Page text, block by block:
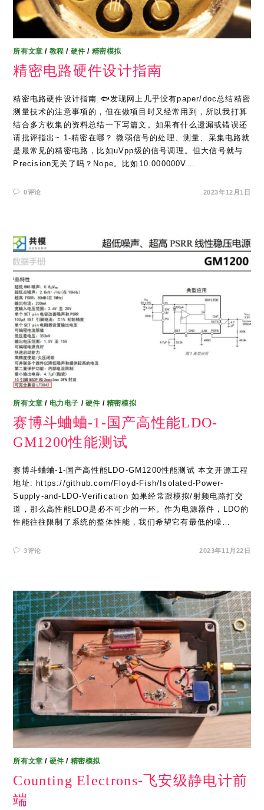
所有文章 / 教程 / 硬件 / 精密模拟
精密电路硬件设计指南
精密电路硬件设计指南 🐟发现网上几乎没有paper/doc总结精密
测量技术的注意事项的，但在做项目时又经常用到，所以我打算
结合多方收集的资料总结一下写篇文。如果有什么遗漏或错误还
请批评指出~ 1-精密在哪？ 微弱信号的处理、测量、采集电路就
是最常见的精密电路，比如uVpp级的信号调理。但大信号就与
Precision无关了吗？Nope。比如10.000000V…
0评论 2023年12月1日
所有文章 / 电力电子 / 硬件 / 精密模拟
赛博斗蛐蛐-1-国产高性能LDO-
GM1200性能测试
赛博斗蛐蛐-1-国产高性能LDO-GM1200性能测试 本文开源工程
地址: https://github.com/Floyd-Fish/Isolated-Power-
Supply-and-LDO-Verification 如果经常跟模拟/射频电路打交
道，那么高性能LDO是必不可少的一环。作为电源器件，LDO的
性能往往限制了系统的整体性能，我们希望它有最低的噪…
3评论 2023年11月22日
所有文章 / 硬件 / 精密模拟
Counting Electrons-飞安级静电计前
端